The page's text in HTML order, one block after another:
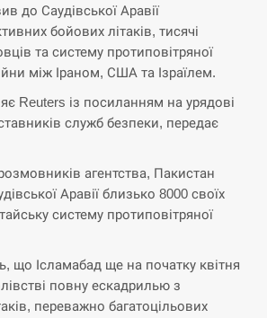
до Саудівської Аравії
бойових літаків, тисячі
та систему протиповітряної
між Іраном, США та Ізраїлем.
Reuters із посиланням на урядові
служб безпеки, передає
агентства, Пакистан
Аравії близько 8000 своїх
систему протиповітряної
що Ісламабад ще на початку квітня
повну ескадрилью з
переважно багатоцільових